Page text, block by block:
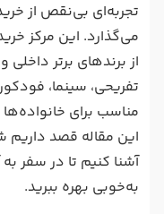
تجربه‌ای بی‌نقص از
می‌گذارد. این مرکز
از برندهای برتر داخلی
تفریحی، سینما،
مناسب برای
این مقاله قصد داریم
آشنا کنیم تا در سفر به
به‌خوبی بهره ببرید.